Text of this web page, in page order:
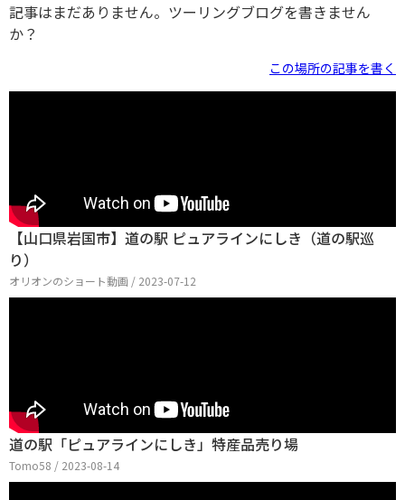
記事はまだありません。ツーリングブログを書きません
か？
この場所の記事を書く
【山口県岩国市】道の駅 ピュアラインにしき（道の駅巡
り）
オリオンのショート動画 / 2023-07-12
道の駅「ピュアラインにしき」特産品売り場
Tomo58 / 2023-08-14